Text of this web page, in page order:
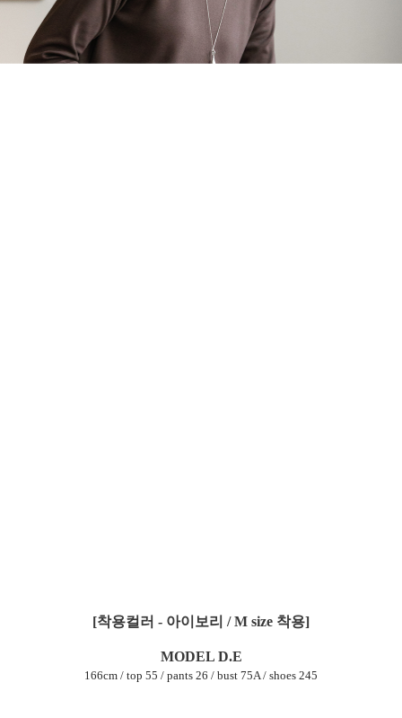
[착용컬러 - 아이보리 / M size 착용]
MODEL D.E
166cm / top 55 / pants 26 / bust 75A / shoes 245